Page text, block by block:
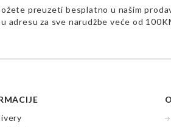
preuzeti besplatno u našim
adresu za sve narudžbe veće od